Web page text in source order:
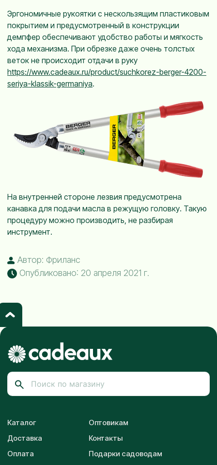
Эргономичные рукоятки с нескользящим пластиковым
покрытием и предусмотренный в конструкции
демпфер обеспечивают удобство работы и мягкость
хода механизма. При обрезке даже очень толстых
веток не происходит отдачи в руку
https://www.cadeaux.ru/product/suchkorez-berger-4200-
seriya-klassik-germaniya.
На внутренней стороне лезвия предусмотрена
канавка для подачи масла в режущую головку. Такую
процедуру можно производить, не разбирая
инструмент.
Автор: Фриланс
Опубликовано: 20 апреля 2021 г.
Каталог
Доставка
Оплата
Оптовикам
Контакты
Подарки садоводам